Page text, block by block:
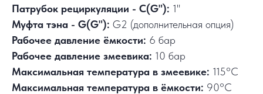
Патрубок рециркуляции - С(G"): 1"
Муфта тэна - G(G"): G2 (дополнительная опция)
Рабочее давление ёмкости: 6 бар
Рабочее давление змеевика: 10 бар
Максимальная температура в змеевике: 115°C
Максимальная температура в ёмкости: 90°C